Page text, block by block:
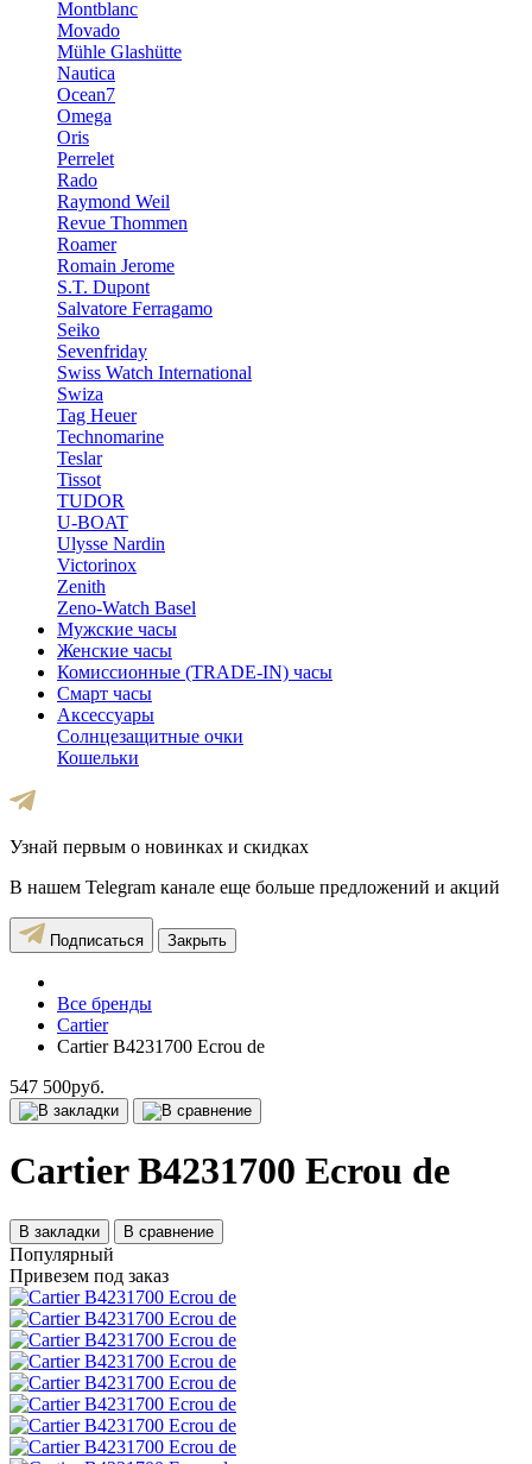
Montblanc
Movado
Mühle Glashütte
Nautica
Ocean7
Omega
Oris
Perrelet
Rado
Raymond Weil
Revue Thommen
Roamer
Romain Jerome
S.T. Dupont
Salvatore Ferragamo
Seiko
Sevenfriday
Swiss Watch International
Swiza
Tag Heuer
Technomarine
Teslar
Tissot
TUDOR
U-BOAT
Ulysse Nardin
Victorinox
Zenith
Zeno-Watch Basel
Мужские часы
Женские часы
Комиссионные (TRADE-IN) часы
Смарт часы
Аксессуары
Солнцезащитные очки
Кошельки
Узнай первым о новинках и скидках
В нашем Telegram канале еще больше предложений и акций
Подписаться Закрыть
Все бренды
Cartier
Cartier B4231700 Ecrou de
547 500руб.
Cartier B4231700 Ecrou de
В закладки В сравнение
Популярный
Привезем под заказ